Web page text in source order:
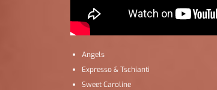
Angels
Expresso & Tschianti
Sweet Caroline